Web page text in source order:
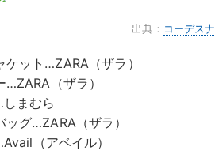
出典： コーデス
ケット…ZARA（ザラ）
…ZARA（ザラ）
まむら
ッグ…ZARA（ザラ）
（アベイル）